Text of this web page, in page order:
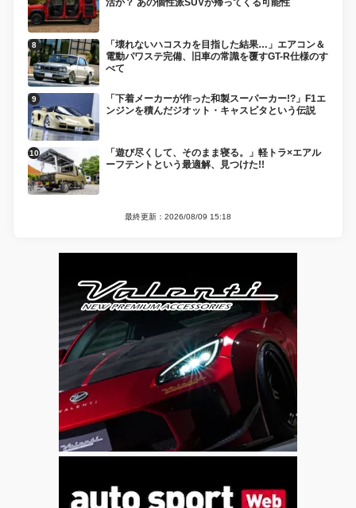
活か？ あの個性派SUVが帰ってくる可能性
「壊れないハコスカを目指した結果…」エアコン＆
電動パワステ完備、旧車の常識を覆すGT-R仕様のす
べて
「下着メーカーが作った和製スーパーカー!?」F1エ
ンジンを積んだジオット・キャスピタという伝説
「遊び尽くして、そのまま寝る。」軽トラ×エアル
ーフテントという最適解、見つけた!!
最終更新：2026/08/09 15:18